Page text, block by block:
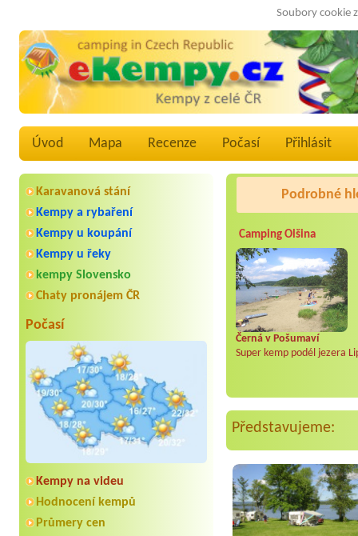
Soubory cookie
Úvod Mapa Recenze Počasí Přihlásit
Karavanová stání
Kempy a rybaření
Kempy u koupání
Kempy u řeky
kempy Slovensko
Chaty pronájem ČR
Počasí
Kempy na videu
Hodnocení kempů
Průmery cen
Podrobné
Camping Olšina
Černá v Pošumaví
Super kemp podél jezera
Představujeme: